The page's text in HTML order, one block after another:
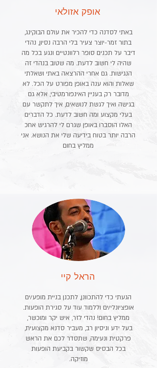
אופק אזולאי
באתי לסדנה כדי להכיר את עולם הבוקינג,
בתור זמר-יוצר צעיר בלי הרבה נסיון, נהדי
דיבר על תכנים סופר רלוונטיים ונגע בכל מה
שהיה לי חשוב לדעת. מה שטוב בנהדי זה
הנגישות. גם אחרי ההרצאה באתי ושאלתי
שאלות והוא ענה באופן מפורט על הכל. לא
מדובר רק בעניין האינפורמטיבי, אלא גם
בגישה ואיך לגשת לנושאים, איך לתקשר עם
בעלי מקצוע ומה חשוב לדעת. כל הדברים
האלו הוסברו באופן שגרם לי להרגיש אחכ
הרבה יותר בטוח בידיעה שלי את הנושא. אני
ממליץ בחום
הראל קיי
הגעתי כדי להתכוונן, לתכנן בניית מופע/ים
אופציונלי/ים וללמוד עוד על סגירת הופעות.
ממליץ בחום! נהדי לזר, איש יקר ומוכשר,
בעל ידע וניסיון רב, מעביר סדנא מקצועית,
פרקטית ונעימה, שתסדר לכם את הראש
בכל הבסיס שקשור בקביעת הופעות
מוזיקה.